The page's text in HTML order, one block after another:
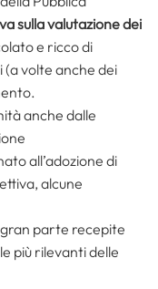
sulla valutazione dei
e ricco di
(a volte anche dei
anche dalle
all’adozione di
alcune
parte recepite
più rilevanti delle